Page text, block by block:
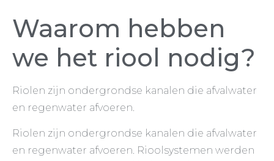
Waarom hebben
we het riool nodig?
Riolen zijn ondergrondse kanalen die afvalwater
en regenwater afvoeren.
Riolen zijn ondergrondse kanalen die afvalwater
en regenwater afvoeren. Rioolsystemen werden